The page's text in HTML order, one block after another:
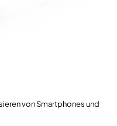
von Smartphones und